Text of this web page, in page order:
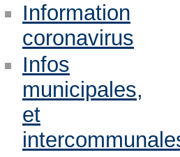
Information
coronavirus
Infos
municipales,
et